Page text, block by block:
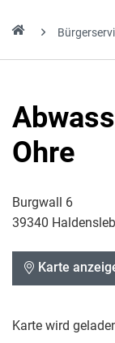
Ohre
Burgwall 6
39340
Karte
Karte wird